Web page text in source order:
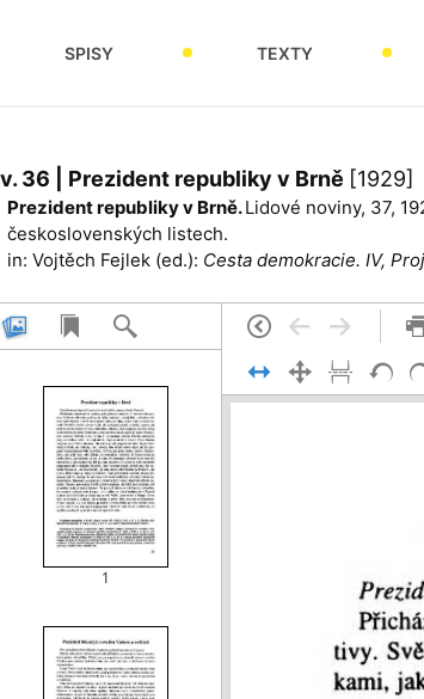
SPISY TEXTY
36 | Prezident republiky v Brně [1929]
Prezident republiky v Brně.Lidové noviny, 37,
československých listech.
in: Vojtěch Fejlek (ed.): Cesta demokracie. IV,